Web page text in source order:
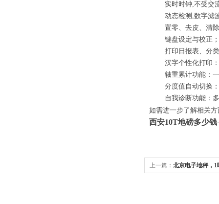
实时时钟,不受交
动态检测 ,数字滤
置零、去皮、清除
键盘设定与校
打印日报表、分类
汉字个性化打印：
轴重累计功能：一
分度值自动切换：
自我诊断功能：多
如需进一步了解相关
西安10T地磅多少钱
上一篇： 北京电子地秤，